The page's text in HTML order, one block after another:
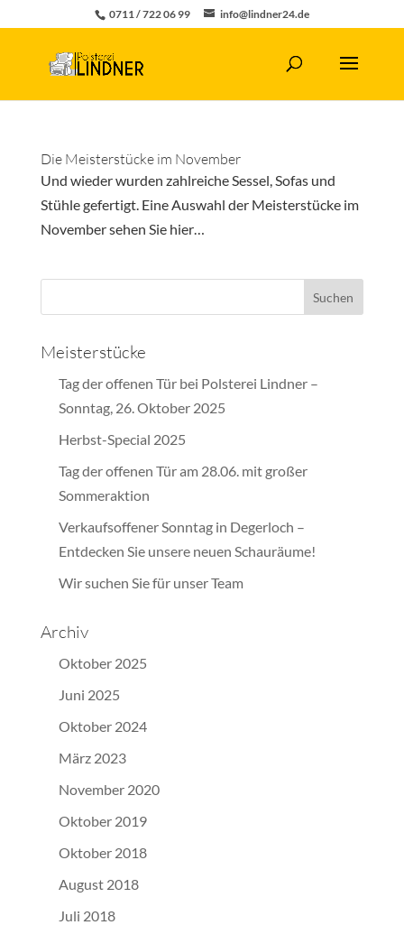
0711 / 722 06 99 info@lindner24.de
Die Meisterstücke im November
Und wieder wurden zahlreiche Sessel, Sofas und
Stühle gefertigt. Eine Auswahl der Meisterstücke im
November sehen Sie hier…
Meisterstücke
Tag der offenen Tür bei Polsterei Lindner –
Sonntag, 26. Oktober 2025
Herbst-Special 2025
Tag der offenen Tür am 28.06. mit großer
Sommeraktion
Verkaufsoffener Sonntag in Degerloch –
Entdecken Sie unsere neuen Schauräume!
Wir suchen Sie für unser Team
Archiv
Oktober 2025
Juni 2025
Oktober 2024
März 2023
November 2020
Oktober 2019
Oktober 2018
August 2018
Juli 2018